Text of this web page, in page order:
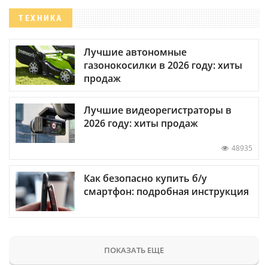
ТЕХНИКА
Лучшие автономные
газонокосилки в 2026 году: хиты
продаж
Лучшие видеорегистраторы в
2026 году: хиты продаж
48935
Как безопасно купить б/у
смартфон: подробная инструкция
ПОКАЗАТЬ ЕЩЕ